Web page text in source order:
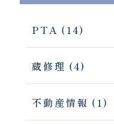
PTA (14)
蔵修理 (4)
不動産情報 (1)